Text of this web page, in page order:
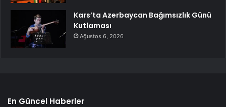
Kars’ta Azerbaycan Bağımsızlık Günü
Kutlaması
Ağustos 6, 2026
En Güncel Haberler